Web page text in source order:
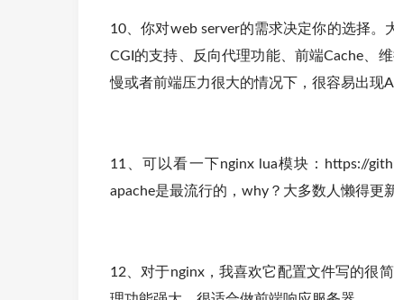
10、你对web server的需求决定你的选择。
CGI的支持、反向代理功能、前端Cache、
慢或者前端压力很大的情况下，很容易出现
11、可以看一下nginx lua模块：https://
apache是最流行的，why？大多数人懒得更
12、对于nginx，我喜欢它配置文件写的很